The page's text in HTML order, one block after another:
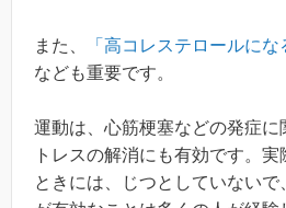
また、
「高コレステロールにな
なども重要です。
運動は、心筋梗塞などの発症に
トレスの解消にも有効です。
ときには、じつとしていないで